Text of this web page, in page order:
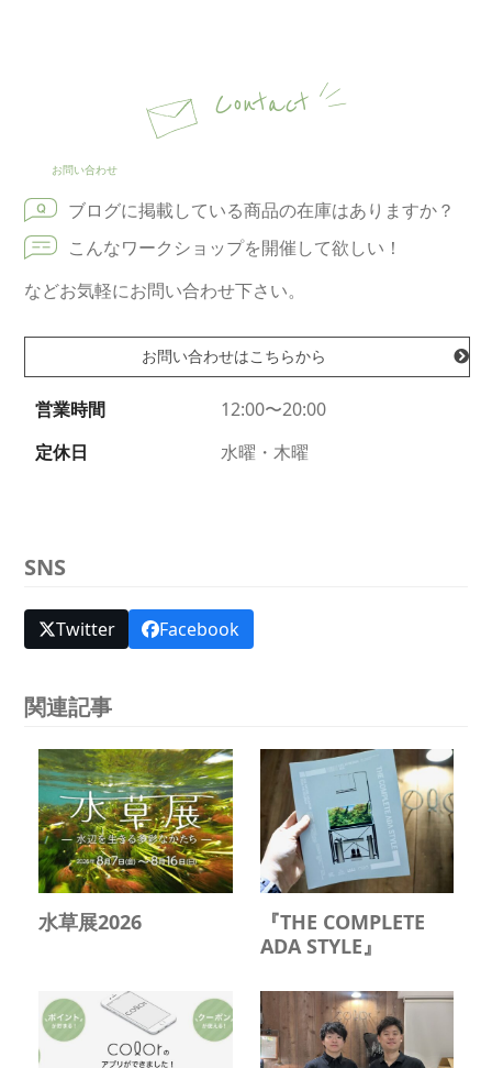
Contact
お問い合わせ
ブログに掲載している商品の在庫はありますか？
こんなワークショップを開催して欲しい！
などお気軽にお問い合わせ下さい。
お問い合わせはこちらから
営業時間
12:00〜20:00
定休日
水曜・木曜
SNS
Twitter Facebook
関連記事
水草展2026
『THE COMPLETE
ADA STYLE』